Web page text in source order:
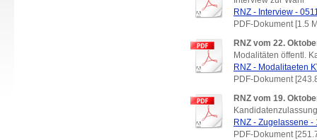
RNZ - Interview -
PDF-Dokument [1.5
RNZ vom 22.
Modalitäten öffentl.
RNZ - Modalitaeten
PDF-Dokument
RNZ vom 19.
RNZ - Zugelassene -
PDF-Dokument